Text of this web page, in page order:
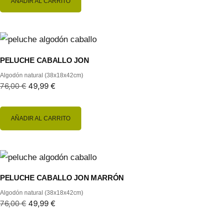
PELUCHE CABALLO JON
Algodón natural (38x18x42cm)
76,00€ 49,99 €
AÑADIR AL CARRITO
PELUCHE CABALLO JON MARRÓN
Algodón natural (38x18x42cm)
76,00€ 49,99 €